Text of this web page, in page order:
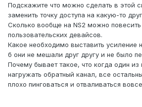
Подскажите что можно сделать в этой
заменить точку доступа на какую-то
Сколько вообще на NS2 можно
пользовательских девайсов.
Какое необходимо выставить усиление
б они не мешали друг другу и не было
Почему бывает такое, что когда один из
нагружать обратный канал, все
плохо пинговаться и отваливаться